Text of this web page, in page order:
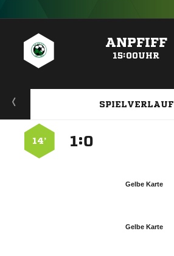
ANPFIFF
15:00UHR
SPIELVERLAUF
:
14’
Gelbe Karte
Gelbe Karte